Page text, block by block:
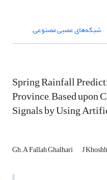
شبکه‌های عصبی مصنوعی.
Spring Rainfall
Province, Based upon
Signals by Using
Gh.A Fallah Ghalhari
J